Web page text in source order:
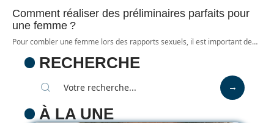
Comment réaliser des préliminaires parfaits pour
une femme ?
Pour combler une femme lors des rapports sexuels, il est important de…
RECHERCHE
À LA UNE